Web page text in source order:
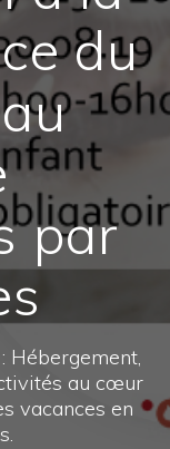
du
par
au cœur
vacances en